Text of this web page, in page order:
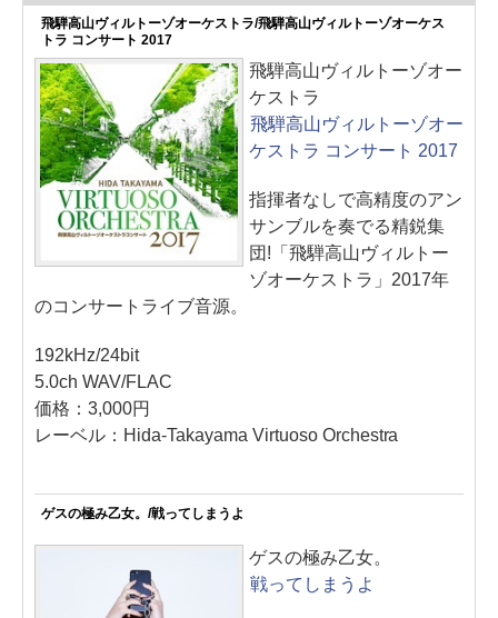
飛騨高山ヴィルトーゾオーケストラ/飛騨高山ヴィルトーゾオーケス
トラ コンサート 2017
飛騨高山ヴィルトーゾオー
ケストラ
飛騨高山ヴィルトーゾオー
ケストラ コンサート 2017
指揮者なしで高精度のアン
サンブルを奏でる精鋭集
団!「飛騨高山ヴィルトー
ゾオーケストラ」2017年
のコンサートライブ音源。
192kHz/24bit
5.0ch WAV/FLAC
価格：3,000円
レーベル：Hida-Takayama Virtuoso Orchestra
ゲスの極み乙女。/戦ってしまうよ
ゲスの極み乙女。
戦ってしまうよ